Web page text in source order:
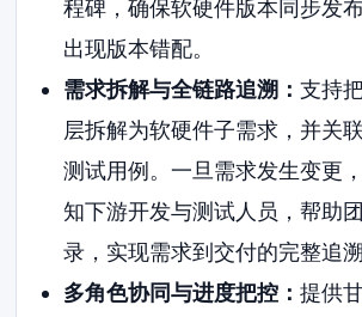
程碑，确保软硬件版本同步发
出现版本错配。
需求拆解与全链路追溯： 支持
层拆解为软硬件子需求，并关
测试用例。一旦需求发生变更
知下游开发与测试人员，帮助
录，实现需求到交付的完整追溯
多角色协同与进度把控： 提供